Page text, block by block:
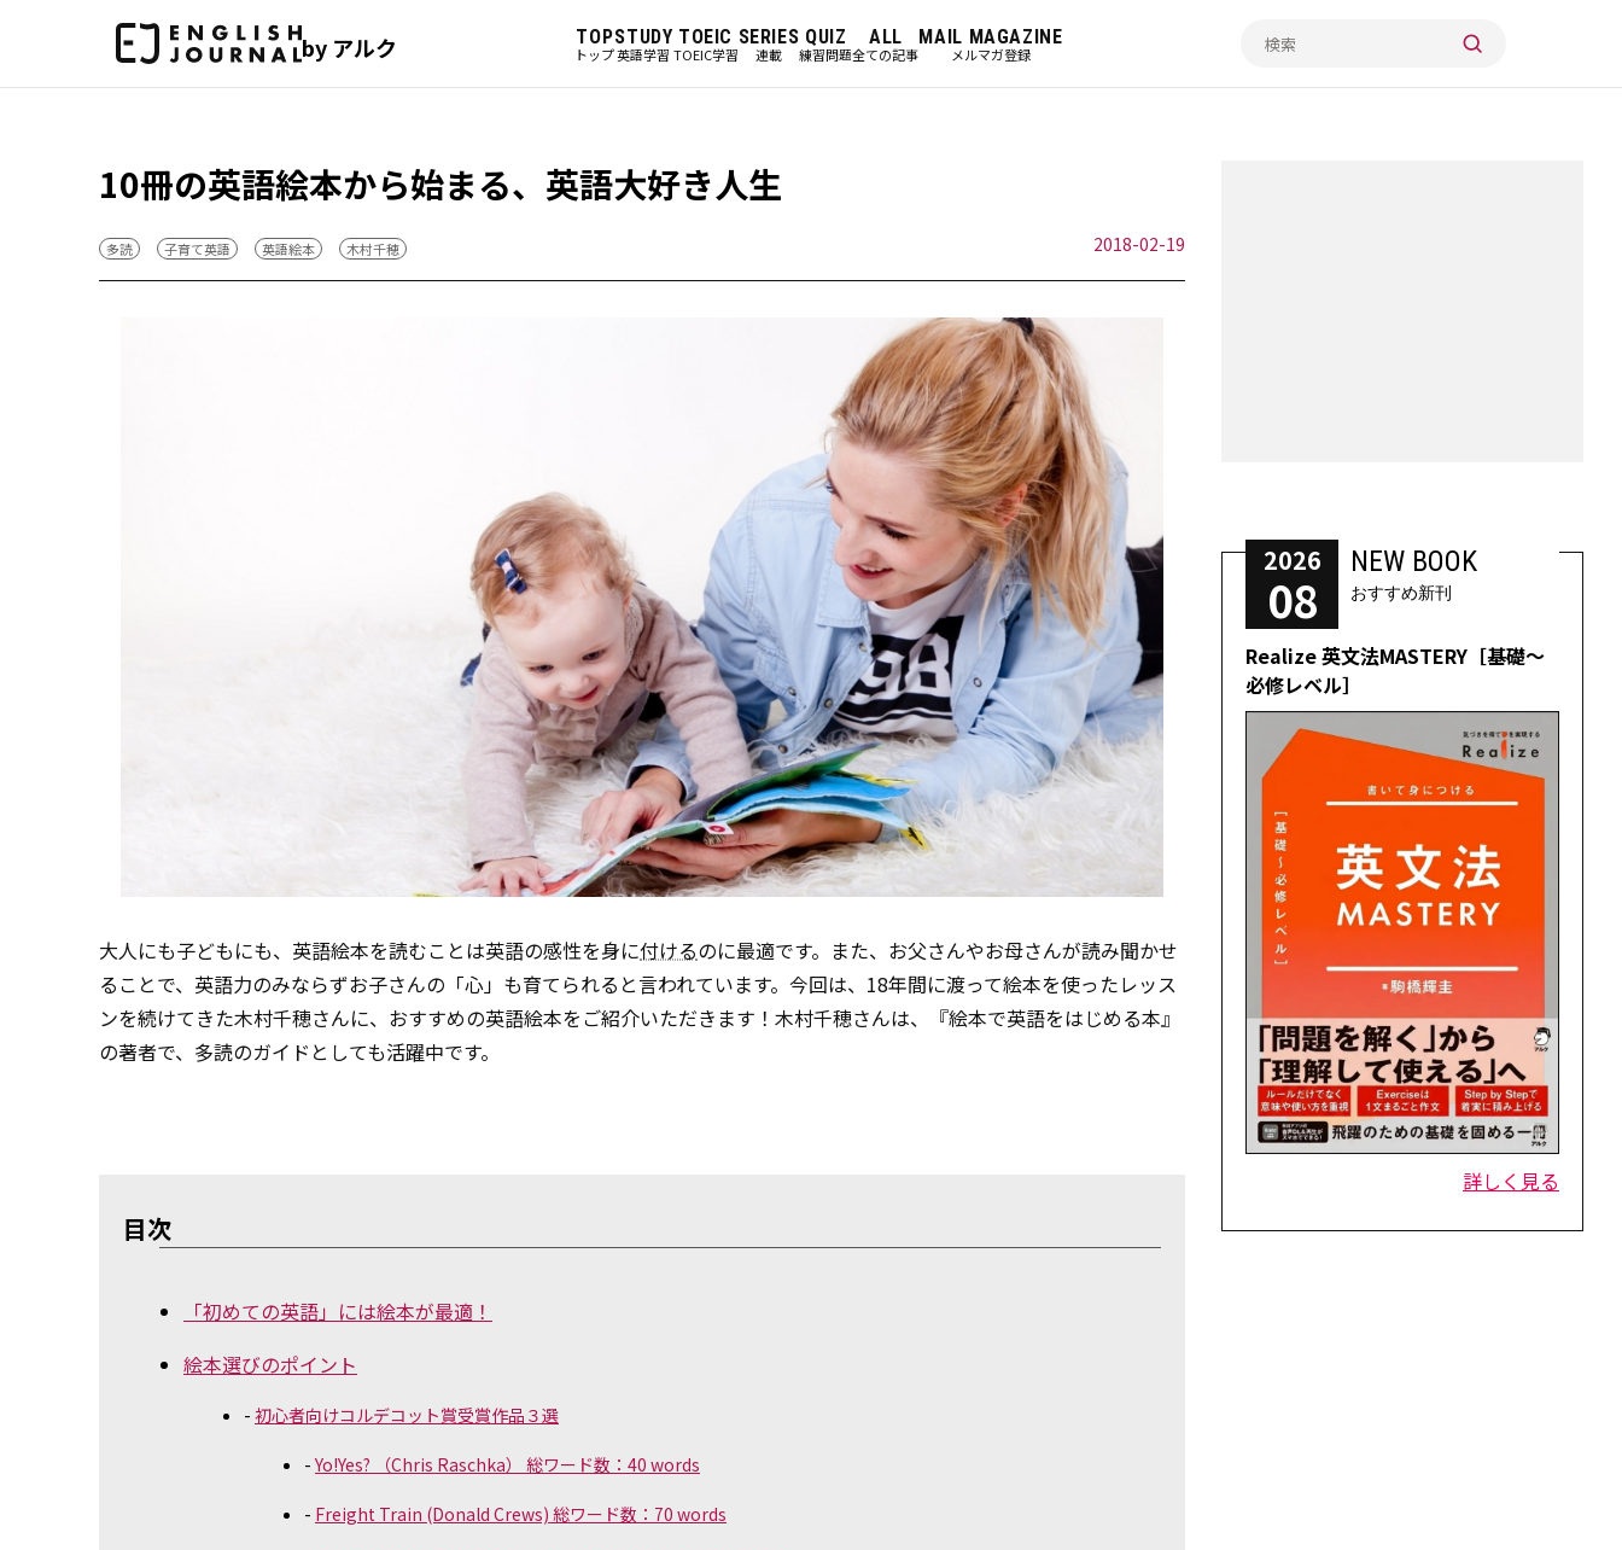
by アルク TOP
トップ
STUDY
英語学習
TOEIC
TOEIC学習
SERIES
連載
QUIZ
練習問題
ALL
全ての記事
MAIL MAGAZINE
メルマガ登録
10冊の英語絵本から始まる、英語大好き人生
多読 子育て英語 英語絵本 木村千穂 2018-02-19
大人にも子どもにも、英語絵本を読むことは英語の感性を身に付けるのに最適です。また、お父さんやお母さんが読み聞かせ
ることで、英語力のみならずお子さんの「心」も育てられると言われています。今回は、18年間に渡って絵本を使ったレッス
ンを続けてきた木村千穂さんに、おすすめの英語絵本をご紹介いただきます！木村千穂さんは、『絵本で英語をはじめる本』
の著者で、多読のガイドとしても活躍中です。
目次
「初めての英語」には絵本が最適！
絵本選びのポイント
初心者向けコルデコット賞受賞作品３選
Yo!Yes? （Chris Raschka） 総ワード数：40 words
Freight Train (Donald Crews) 総ワード数：70 words
2026
08
NEW BOOK
おすすめ新刊
Realize 英文法MASTERY［基礎～
必修レベル］
詳しく見る